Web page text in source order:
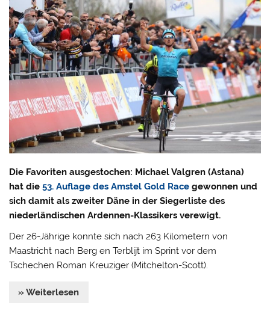
Die Favoriten ausgestochen: Michael Valgren (Astana)
hat die53. Auflage des Amstel Gold Race gewonnen und
sich damit als zweiter Däne in der Siegerliste des
niederländischen Ardennen-Klassikers verewigt.
Der 26-Jährige konnte sich nach 263 Kilometern von
Maastricht nach Berg en Terblijt im Sprint vor dem
Tschechen Roman Kreuziger (Mitchelton-Scott).
» Weiterlesen